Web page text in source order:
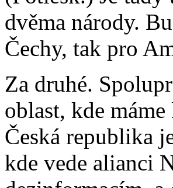
dvěma národy.
Čechy, tak pro
Za druhé.
oblast, kde
Česká republika
kde vede alianci